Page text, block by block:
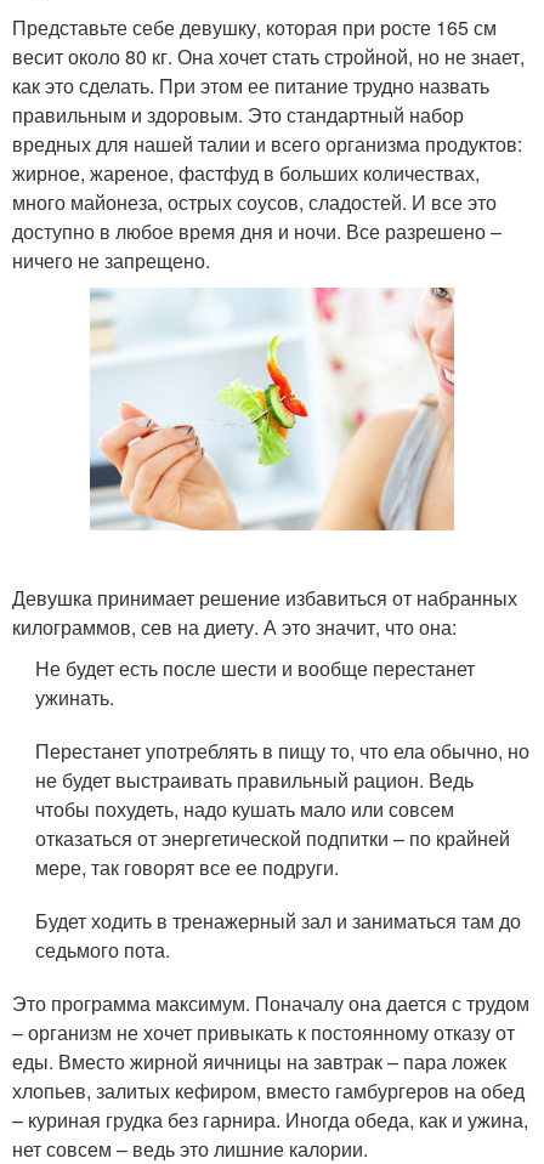
Представьте себе девушку, которая при росте 165 см
весит около 80 кг. Она хочет стать стройной, но не знает,
как это сделать. При этом ее питание трудно назвать
правильным и здоровым. Это стандартный набор
вредных для нашей талии и всего организма продуктов:
жирное, жареное, фастфуд в больших количествах,
много майонеза, острых соусов, сладостей. И все это
доступно в любое время дня и ночи. Все разрешено –
ничего не запрещено.
Девушка принимает решение избавиться от набранных
килограммов, сев на диету. А это значит, что она:
Не будет есть после шести и вообще перестанет
ужинать.
Перестанет употреблять в пищу то, что ела обычно, но
не будет выстраивать правильный рацион. Ведь
чтобы похудеть, надо кушать мало или совсем
отказаться от энергетической подпитки – по крайней
мере, так говорят все ее подруги.
Будет ходить в тренажерный зал и заниматься там до
седьмого пота.
Это программа максимум. Поначалу она дается с трудом
– организм не хочет привыкать к постоянному отказу от
еды. Вместо жирной яичницы на завтрак – пара ложек
хлопьев, залитых кефиром, вместо гамбургеров на обед
– куриная грудка без гарнира. Иногда обеда, как и ужина,
нет совсем – ведь это лишние калории.